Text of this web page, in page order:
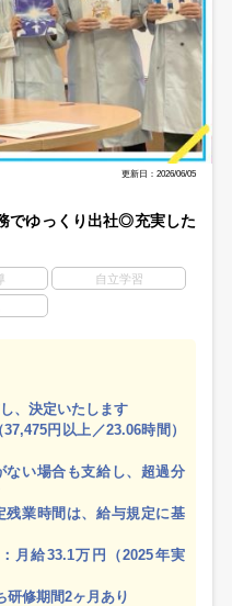
更新日：2026/06/05
でゆっくり出社◎充実した
自立学習
、決定いたします
円以上／23.06時間）
い場合も支給し、超過分
業時間は、給与規定に基
月給33.1万円（2025年実
修期間2ヶ月あり